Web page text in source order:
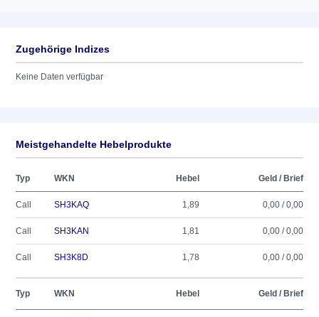
Zugehörige Indizes
Keine Daten verfügbar
Meistgehandelte Hebelprodukte
Typ WKN Hebel Geld / Brief
Call SH3KAQ 1,89 0,00 / 0,00
Call SH3KAN 1,81 0,00 / 0,00
Call SH3K8D 1,78 0,00 / 0,00
Typ WKN Hebel Geld / Brief